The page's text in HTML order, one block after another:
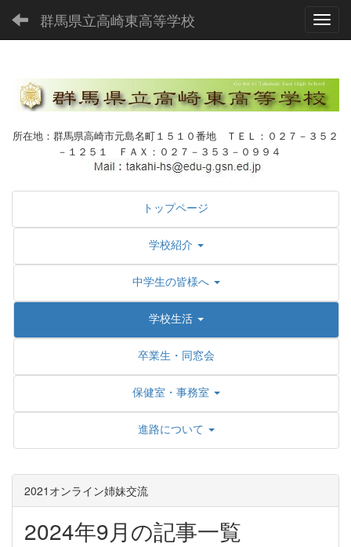
群馬県立高崎東高等学校
所在地：群馬県高崎市元島名町１５１０番地 ＴＥＬ：０２７－３５２
－１２５１ ＦＡＸ：０２７－３５３－０９９４
トップページ
学校紹介
中学生の皆様へ
学校生活
卒業生・同窓会
保健室・事務室
進路について
2021オンライン姉妹交流
2024年9月の記事一覧